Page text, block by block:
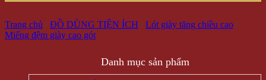
Trang chủ / ĐỒ DÙNG TIỆN ÍCH / Lót giày tăng chiều cao /
Miếng đệm giày cao gót
Danh mục sản phẩm